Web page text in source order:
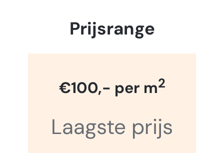
Prijsrange
€100,- per m2
Laagste prijs